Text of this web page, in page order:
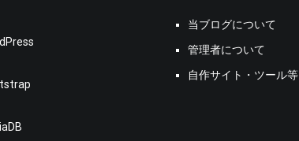
当ブログについて
管理者について
自作サイト・ツール等